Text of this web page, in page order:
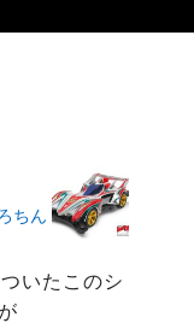
ちん
いたこのシ